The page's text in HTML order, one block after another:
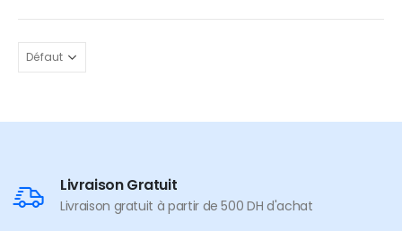
Livraison Gratuit
Livraison gratuit à partir de 500 DH d'achat